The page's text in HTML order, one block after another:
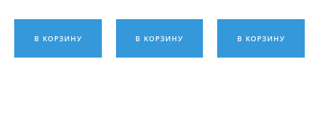
В КОРЗИНУ В КОРЗИНУ В КОРЗИНУ